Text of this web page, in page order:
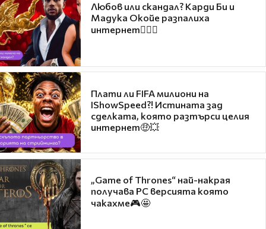
Любов или скандал? Карди Би и
Мадука Окойе разпалиха
интернет❤️‍🔥🔥
Плати ли FIFA милиони на
IShowSpeed?! Истината зад
сделката, която разтърси целия
интернет🤑💥
„Game of Thrones“ най-накрая
получава PC версията която
чакахме🎮🤩